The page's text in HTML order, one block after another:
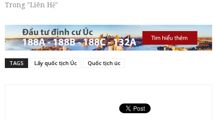
Trong "Liên Hệ"
TAGS Lấy quốc tịch Úc Quốc tịch úc